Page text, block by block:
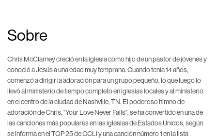
Sobre
Chris McClarney creció en la iglesia como hijo de un pastor de jóvenes y
conoció a Jesús a una edad muy temprana. Cuando tenía 14 años,
comenzó a dirigir la adoración para un grupo pequeño, lo que luego lo
llevó al ministerio de tiempo completo en iglesias locales y al ministerio
en el centro de la ciudad de Nashville, TN. El poderoso himno de
adoración de Chris, "Your Love Never Fails", se ha convertido en una de
las canciones más populares en las iglesias de Estados Unidos, según
se informa en el TOP 25 de CCLI y una canción número 1 en la lista